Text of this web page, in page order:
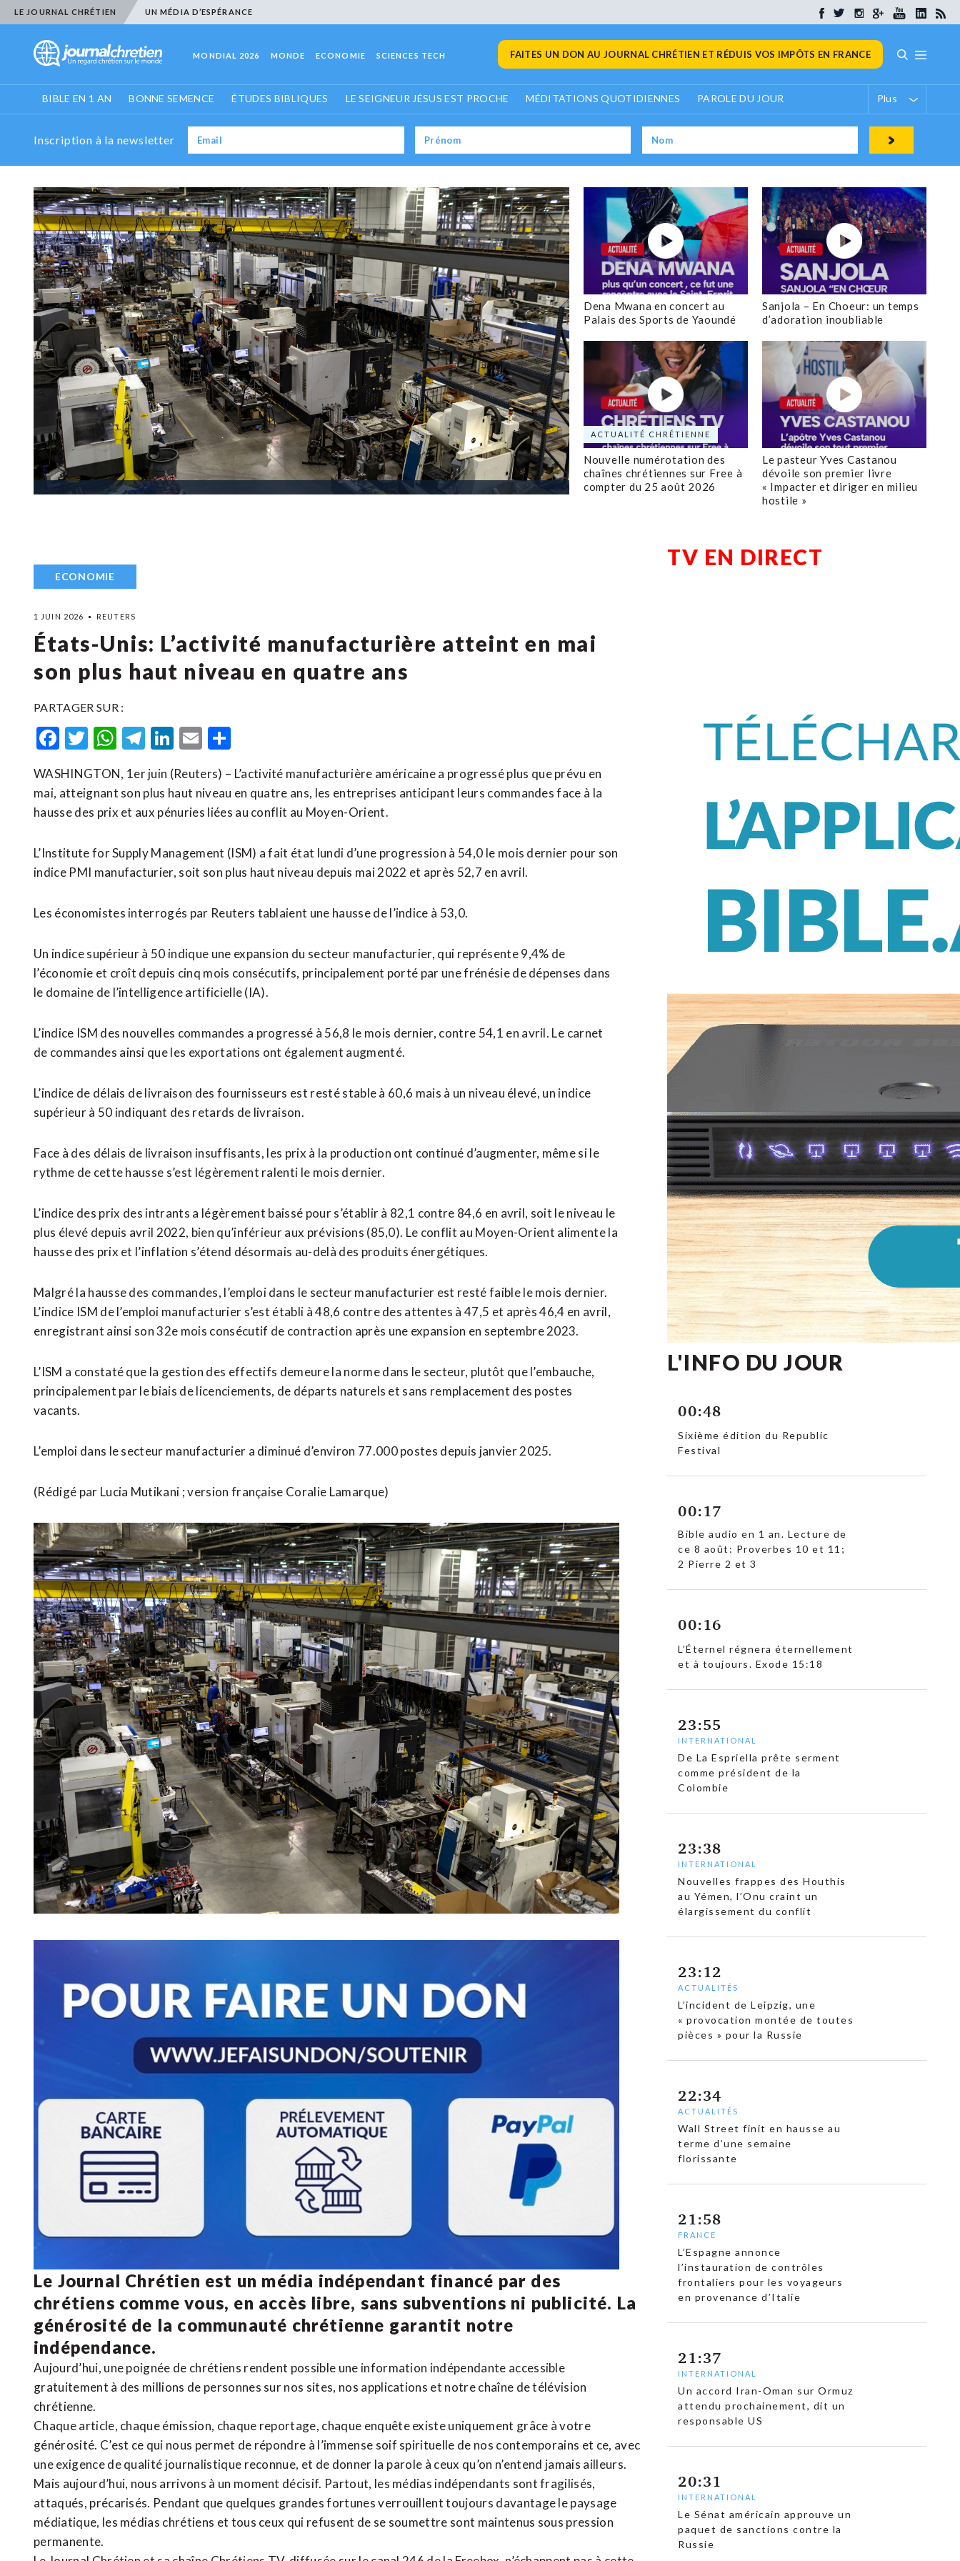
LE JOURNAL CHRÉTIEN UN MÉDIA D’ESPÉRANCE
MONDIAL 2026 MONDE ECONOMIE SCIENCES TECH FAITES UN DON AU JOURNAL CHRÉTIEN ET RÉDUIS VOS IMPÔTS EN FRANCE
BIBLE EN 1 AN BONNE SEMENCE ÉTUDES BIBLIQUES LE SEIGNEUR JÉSUS EST PROCHE MÉDITATIONS QUOTIDIENNES PAROLE DU JOUR Plus
Inscription à la newsletter
Dena Mwana en concert au
Palais des Sports de Yaoundé
Sanjola – En Choeur: un temps
d’adoration inoubliable
ACTUALITÉ CHRÉTIENNE
Nouvelle numérotation des
chaînes chrétiennes sur Free à
compter du 25 août 2026
Le pasteur Yves Castanou
dévoile son premier livre
« Impacter et diriger en milieu
hostile »
ECONOMIE
1 JUIN 2026 REUTERS
États-Unis: L’activité manufacturière atteint en mai
son plus haut niveau en quatre ans
PARTAGER SUR :
Facebook
Twitter
WhatsApp
Telegram
LinkedIn
Email
WASHINGTON, 1er juin (Reuters) – L’activité manufacturière américaine a progressé plus que prévu en
mai, atteignant son plus haut niveau en quatre ans, les entreprises anticipant leurs commandes face à la
hausse des prix et aux pénuries liées au conflit au Moyen-Orient.
L’Institute ​for Supply ‌Management (ISM) a fait état lundi d’une progression ​à 54,0 le ⁠mois dernier pour son
indice PMI manufacturier, soit son plus ‌haut niveau depuis ‌mai 2022 et après 52,7 en avril.
Les économistes interrogés par Reuters tablaient une hausse de l’indice à 53,0.
Un indice supérieur à 50 indique une ​expansion du secteur manufacturier, qui représente 9,4% de
l’économie et croît depuis cinq mois consécutifs, principalement porté par une frénésie de dépenses dans
le domaine de l’intelligence artificielle (IA).
L’indice ISM des nouvelles commandes a progressé à 56,8 le mois dernier, contre 54,1 en avril. Le ⁠carnet
de commandes ainsi que les exportations ont également augmenté.
L’indice de délais ⁠de livraison des fournisseurs est resté stable à 60,6 mais à un niveau élevé, un indice
supérieur à 50 indiquant des retards de livraison.
Face à des délais de livraison insuffisants, les prix à la production ont continué d’augmenter, même si le
⁠rythme ‌de cette hausse s’est légèrement ralenti le mois dernier.
L’indice des prix ⁠des intrants a légèrement baissé pour s’établir à 82,1 ​contre 84,6 ​en avril, soit le niveau le
plus élevé depuis avril 2022, bien qu’inférieur aux ​prévisions (85,0). Le conflit au Moyen-Orient alimente la
hausse des prix et l’inflation s’étend désormais au-delà des produits énergétiques.
Malgré ‌la hausse des ​commandes, l’emploi dans le secteur manufacturier est resté faible le mois dernier.
L’indice ISM ​de l’emploi manufacturier s’est établi à 48,6 contre des attentes à 47,5 et après 46,4 en avril,
enregistrant ainsi son 32e mois consécutif de contraction après une expansion en septembre 2023.
L’ISM a constaté que la gestion des effectifs demeure la norme dans le secteur, plutôt que l’embauche,
⁠principalement par le biais de licenciements, de départs naturels et sans remplacement des postes
vacants.
L’emploi dans le secteur manufacturier a diminué ​d’environ 77.000 postes depuis janvier 2025.
(Rédigé par Lucia ​Mutikani ; version française Coralie Lamarque)
Le Journal Chrétien est un média indépendant financé par des
chrétiens comme vous, en accès libre, sans subventions ni publicité. La
générosité de la communauté chrétienne garantit notre
indépendance.
Aujourd’hui, une poignée de chrétiens rendent possible une information indépendante accessible
gratuitement à des millions de personnes sur nos sites, nos applications et notrechaîne de télévision
chrétienne.
Chaque article, chaque émission, chaque reportage, chaque enquête existe uniquement grâce à votre
générosité. C’est ce qui nous permet de répondre à l’immense soif spirituelle de nos contemporains et ce, avec
une exigence de qualité journalistique reconnue, et de donner la parole à ceux qu’on n’entend jamais ailleurs.
Mais aujourd’hui, nous arrivons à un moment décisif. Partout, les médias indépendants sont fragilisés,
attaqués, précarisés. Pendant que quelques grandes fortunes verrouillent toujours davantage le paysage
médiatique, les médias chrétiens et tous ceux qui refusent de se soumettre sont maintenus sous pression
permanente.
TV EN DIRECT
L'INFO DU JOUR
00:48
Sixième édition du Republic
Festival
00:17
Bible audio en 1 an. Lecture de
ce 8 août: Proverbes 10 et 11;
2 Pierre 2 et 3
00:16
L’Éternel régnera éternellement
et à toujours. Exode 15:18
23:55
INTERNATIONAL
De La Espriella prête serment
comme président de la
Colombie
23:38
INTERNATIONAL
Nouvelles frappes des Houthis
au Yémen, l’Onu craint un
élargissement du conflit
23:12
ACTUALITÉS
L’incident de Leipzig, une
« provocation montée de toutes
pièces » pour la Russie
22:34
ACTUALITÉS
Wall Street finit en hausse au
terme d’une semaine
florissante
21:58
FRANCE
L’Espagne annonce
l’instauration de contrôles
frontaliers pour les voyageurs
en provenance d’Italie
21:37
INTERNATIONAL
Un accord Iran-Oman sur Ormuz
attendu prochainement, dit un
responsable US
20:31
INTERNATIONAL
Le Sénat américain approuve un
paquet de sanctions contre la
Russie